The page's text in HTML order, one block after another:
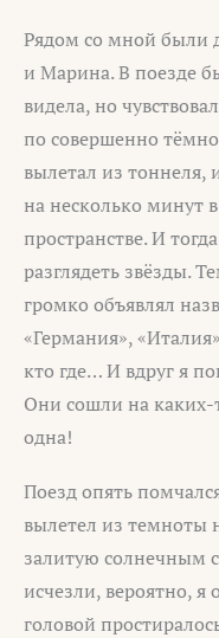
Рядом со мной были
и Марина. В поезде
видела, но
по совершенно
вылетал из тоннеля,
на несколько минут
пространстве. И
разглядеть звёзды.
громко объявлял
«Германия»,
кто где… И вдруг я
Они сошли на каких-
одна!
Поезд опять
вылетел из темноты
залитую солнечным
исчезли, вероятно, я
головой